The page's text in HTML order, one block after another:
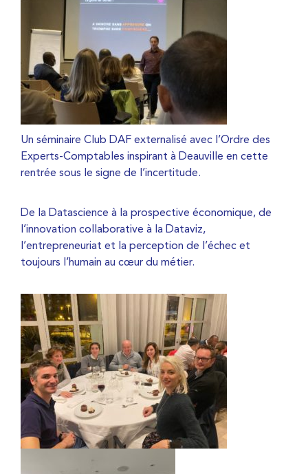
Un séminaire Club DAF externalisé avec l’Ordre des
Experts-Comptables inspirant à Deauville en cette
rentrée sous le signe de l’incertitude.
De la Datascience à la prospective économique, de
l’innovation collaborative à la Dataviz,
l’entrepreneuriat et la perception de l’échec et
toujours l’humain au cœur du métier.